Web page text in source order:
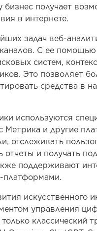
бизнес получает
в интернете.
задач веб-
С ее
систем,
Это позволяет
средства в
используются
Метрика и другие
отслеживать
отчеты и получать
поддерживают
платформами.
искусственного
управления
классический